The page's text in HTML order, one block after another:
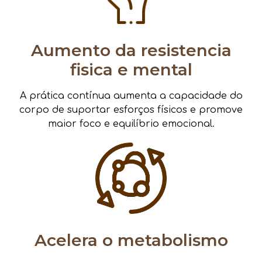
Aumento da resistencia
fisica e mental
A prática contínua aumenta a capacidade do
corpo de suportar esforços físicos e promove
maior foco e equilíbrio emocional.
Acelera o metabolismo